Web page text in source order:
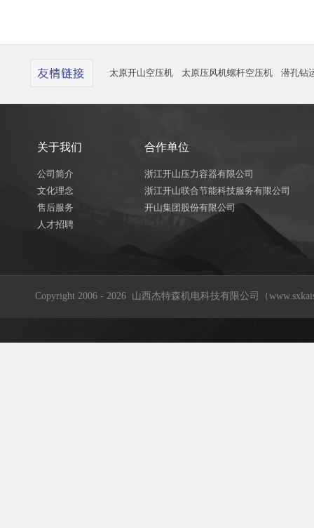
太原开山空压机 太原压风机螺杆空压机 潜孔钻
关于我们 合作单位
公司简介
文化理念
售后服务
人才招聘
浙江开山压力容器有限公司
浙江开山联合节能科技服务有限公司
开山集团股份有限公司
Copyright 2006 - 2026 山西杰特森机电科技有限公司（